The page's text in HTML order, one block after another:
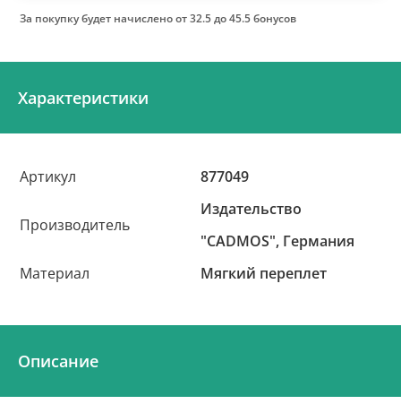
За покупку будет начисленоот 32.5 до 45.5 бонусов
Характеристики
Артикул 877049
Производитель
Издательство
"CADMOS", Германия
Материал
Мягкий переплет
Описание